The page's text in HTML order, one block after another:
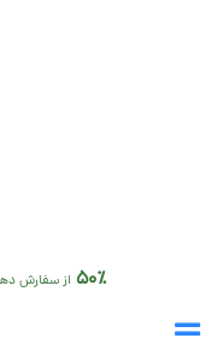
50٪ از سفارش